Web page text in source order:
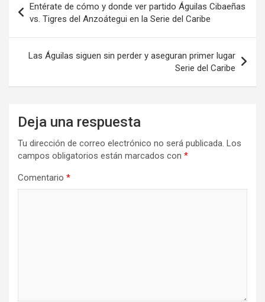
de
entradas
Entérate de cómo y donde ver partido Águilas Cibaeñas
vs. Tigres del Anzoátegui en la Serie del Caribe
Las Águilas siguen sin perder y aseguran primer lugar
Serie del Caribe
Deja una respuesta
Tu dirección de correo electrónico no será publicada. Los
campos obligatorios están marcados con *
Comentario *